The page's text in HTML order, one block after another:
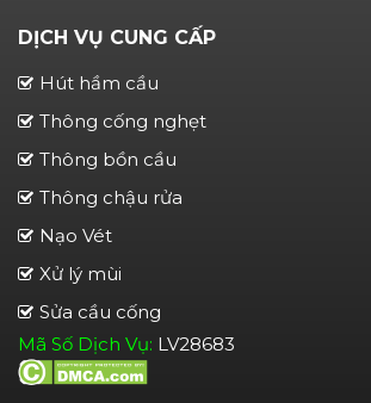
DỊCH VỤ CUNG CẤP
Hút hầm cầu
Thông cống nghẹt
Thông bồn cầu
Thông chậu rửa
Nạo Vét
Xử lý mùi
Sửa cầu cống
Mã Số Dịch Vụ: LV28683